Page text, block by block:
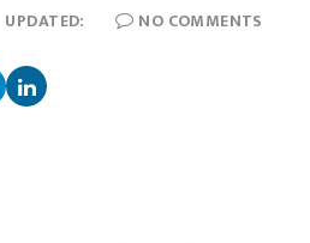
UPDATED: NO COMMENTS